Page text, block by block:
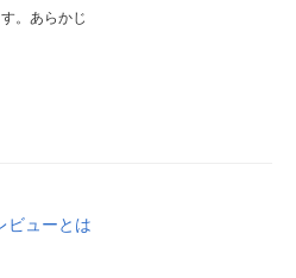
。あらかじ
ビューとは